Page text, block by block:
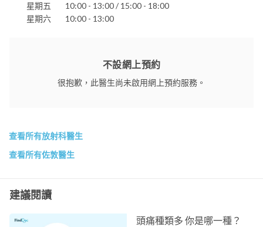
星期五
10:00 - 13:00 / 15:00 - 18:00
星期六
10:00 - 13:00
不設網上預約
很抱歉，此醫生尚未啟用網上預約服務。
查看所有放射科醫生
查看所有佐敦醫生
建議閱讀
頭痛種類多 你是哪一種？